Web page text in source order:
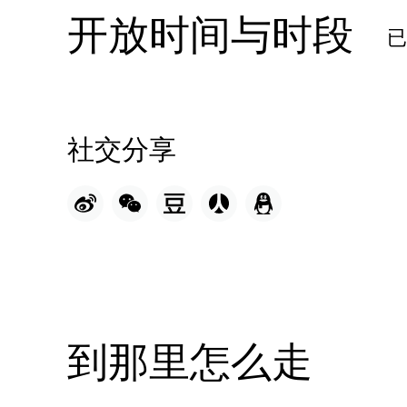
开放时间与时段
社交分享
到那里怎么走